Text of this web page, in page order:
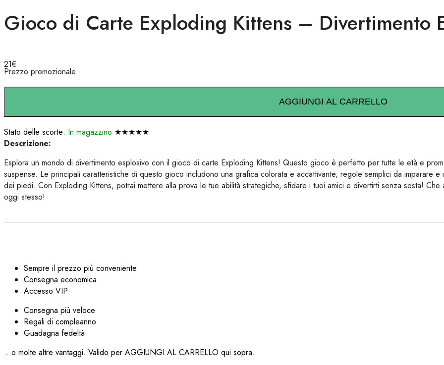
Gioco di Carte Exploding Kittens – Divertimento
21€
Prezzo promozionale
AGGIUNGI AL CARRELLO
Stato delle scorte: In magazzino ★★★★★
Descrizione:
Esplora un mondo di divertimento esplosivo con il gioco di carte Exploding Kittens! Questo gioco è perfetto per tutte le età e
suspense. Le principali caratteristiche di questo gioco includono una grafica colorata e accattivante, regole semplici da imparare
dei piedi. Con Exploding Kittens, potrai mettere alla prova le tue abilità strategiche, sfidare i tuoi amici e divertirti senza sosta!
oggi stesso!
Sempre il prezzo più conveniente
Consegna economica
Accesso VIP
Consegna più veloce
Regali di compleanno
Guadagna fedeltà
...o molte altre vantaggi. Valido per AGGIUNGI AL CARRELLO qui sopra.